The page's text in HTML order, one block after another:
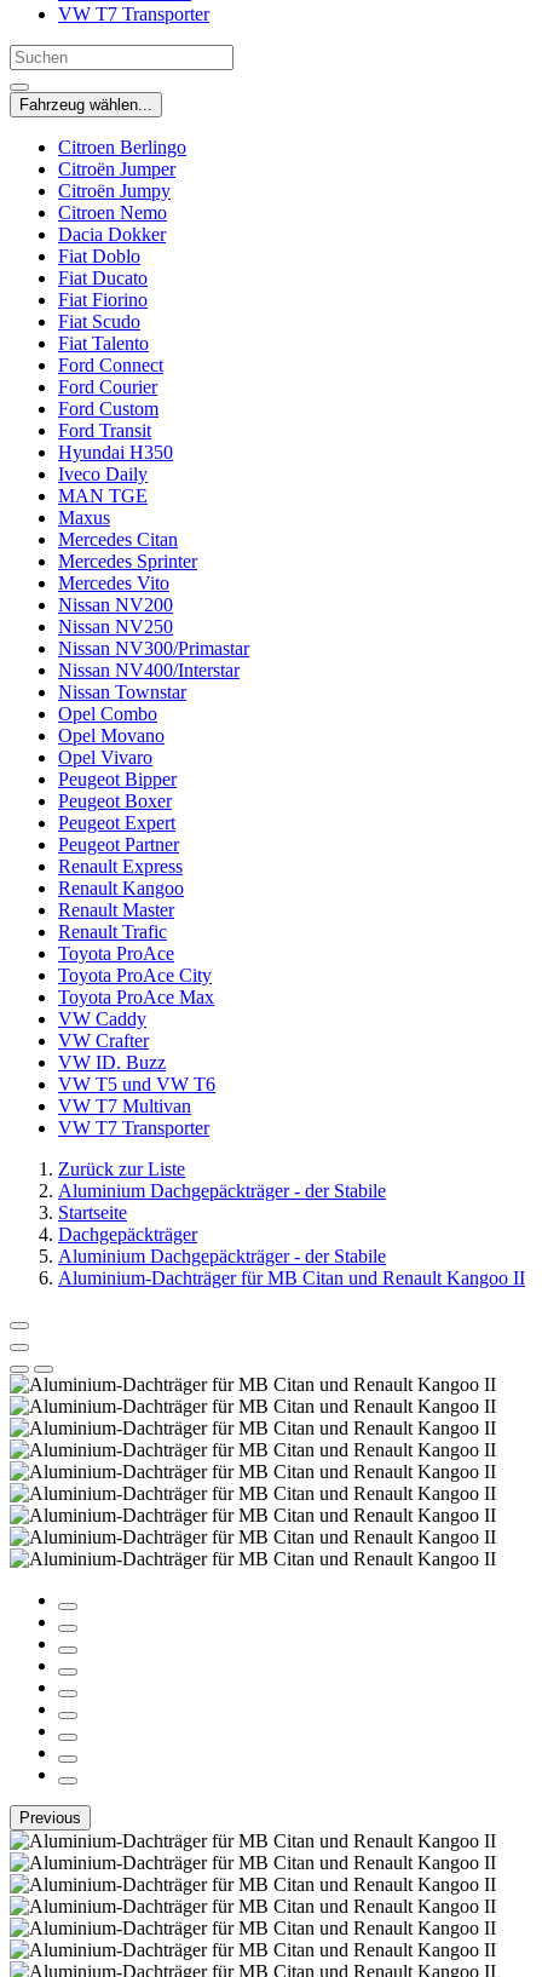
VW T7 Transporter
Fahrzeug wählen...
Citroen Berlingo
Citroën Jumper
Citroën Jumpy
Citroen Nemo
Dacia Dokker
Fiat Doblo
Fiat Ducato
Fiat Fiorino
Fiat Scudo
Fiat Talento
Ford Connect
Ford Courier
Ford Custom
Ford Transit
Hyundai H350
Iveco Daily
MAN TGE
Maxus
Mercedes Citan
Mercedes Sprinter
Mercedes Vito
Nissan NV200
Nissan NV250
Nissan NV300/Primastar
Nissan NV400/Interstar
Nissan Townstar
Opel Combo
Opel Movano
Opel Vivaro
Peugeot Bipper
Peugeot Boxer
Peugeot Expert
Peugeot Partner
Renault Express
Renault Kangoo
Renault Master
Renault Trafic
Toyota ProAce
Toyota ProAce City
Toyota ProAce Max
VW Caddy
VW Crafter
VW ID. Buzz
VW T5 und VW T6
VW T7 Multivan
VW T7 Transporter
Zurück zur Liste
Aluminium Dachgepäckträger - der Stabile
Startseite
Dachgepäckträger
Aluminium Dachgepäckträger - der Stabile
Aluminium-Dachträger für MB Citan und Renault Kangoo II
Previous